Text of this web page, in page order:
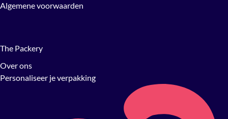
Algemene voorwaarden
The Packery
Over ons
Personaliseer je verpakking